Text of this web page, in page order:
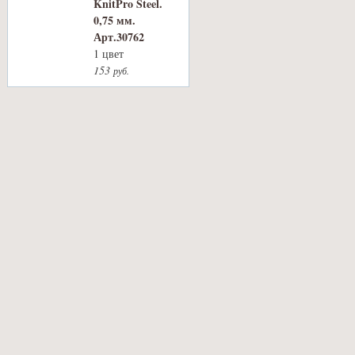
KnitPro Steel.
0,75 мм.
Арт.30762
1 цвет
153 руб.